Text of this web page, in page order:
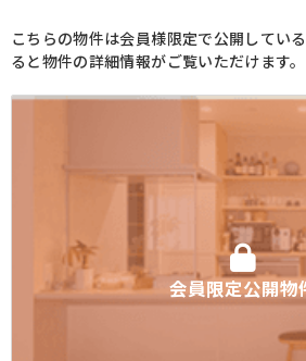
こちらの物件は会員様限定で公開してい
ると物件の詳細情報がご覧いただけます。
会員限定公開物